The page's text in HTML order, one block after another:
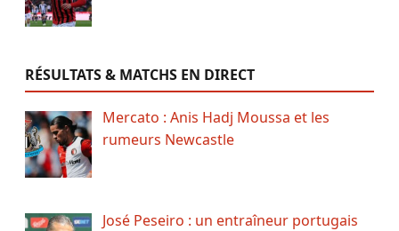
RÉSULTATS & MATCHS EN DIRECT
Mercato : Anis Hadj Moussa et les
rumeurs Newcastle
José Peseiro : un entraîneur portugais